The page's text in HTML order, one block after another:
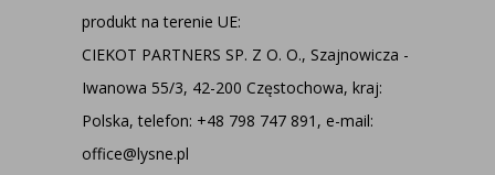
produkt na terenie UE:
CIEKOT PARTNERS SP. Z O. O., Szajnowicza -
Iwanowa 55/3, 42-200 Częstochowa, kraj:
Polska, telefon: +48 798 747 891, e-mail:
office@lysne.pl